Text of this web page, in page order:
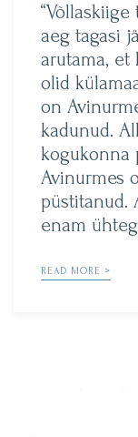
aeg tagasi
arutama, et
olid
on
kadunud.
kogukonna
Avinurmes
püstitanud.
enam
READ MORE >